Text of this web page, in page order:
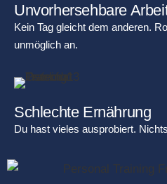
Unvorhersehbare
Kein Tag gleicht dem anderen.
unmöglich an.
Schlechte Ernährung
Du hast vieles ausprobiert.